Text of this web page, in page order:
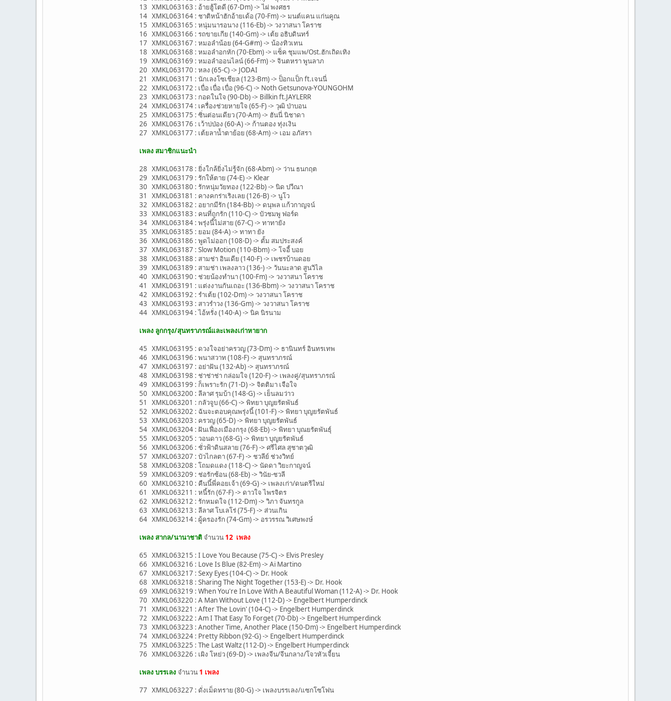
13 XMKL063163 : อ้ายฮู้โตดี (67-Dm) -> ไผ่ พงศธร
14 XMKL063164 : ชาติหน้าฮักอ้ายเด้อ (70-Fm) -> มนต์แคน แก่นคูณ
15 XMKL063165 : หนุ่มนารอนาง (116-Eb) -> วงวาสนา โคราช
16 XMKL063166 : รถขายเกีย (140-Gm) -> เต้ย อธิบดินทร์
17 XMKL063167 : หมอลำน้อย (64-G#m) -> น้องทิวเทน
18 XMKL063168 : หมอลำอกหัก (70-Ebm) -> แซ็ค ชุมแพ/Ost.ฮักเถิดเทิง
19 XMKL063169 : หมอลำออนไลน์ (66-Fm) -> จินตหรา พูนลาภ
20 XMKL063170 : หลง (65-C) -> JODAI
21 XMKL063171 : นักเลงโซเชียล (123-Bm) -> ป็อกแป็ก ft.เจนนี่
22 XMKL063172 : เบื่อ เบื่อ เบื่อ (96-C) -> Noth Getsunova-YOUNGOHM
23 XMKL063173 : กอดในใจ (90-Db) -> Billkin ft.JAYLERR
24 XMKL063174 : เครื่องช่วยหายใจ (65-F) -> วุฒิ ป่าบอน
25 XMKL063175 : ซิ่นต่อนเดียว (70-Am) -> ฮันนี่ นิชาดา
26 XMKL063176 : เว้าบ่ป่อง (60-A) -> ก้านตอง ทุ่งเงิน
27 XMKL063177 : เต้ยลาน้ำตาย้อย (68-Am) -> เอม อภัสรา
เพลง สมาชิกแนะนำ
28 XMKL063178 : ยิ่งใกล้ยิ่งไม่รู้จัก (68-Abm) -> ว่าน ธนกฤต
29 XMKL063179 : รักให้ตาย (74-E) -> Klear
30 XMKL063180 : รักหนุ่มวัยทอง (122-Bb) -> นิด ปวีณา
31 XMKL063181 : คางคกร่าเริงเลย (126-B) -> นูโว
32 XMKL063182 : อยากมีรัก (184-Bb) -> ดนุพล แก้วกาญจน์
33 XMKL063183 : คนที่ถูกรัก (110-C) -> บัวชมพู ฟอร์ด
34 XMKL063184 : พรุ่งนี้ไม่สาย (67-C) -> ทาทายัง
35 XMKL063185 : ยอม (84-A) -> ทาทา ยัง
36 XMKL063186 : พูดไม่ออก (108-D) -> ตั้ม สมประสงค์
37 XMKL063187 : Slow Motion (110-Bbm) -> โจอี้ บอย
38 XMKL063188 : สามช่า อินเดีย (140-F) -> เพชรบ้านดอย
39 XMKL063189 : สามช่า เพลงลาว (136-) -> วันนะลาด สูนวิไล
40 XMKL063190 : ช่วยน้องทำนา (100-Fm) -> วงวาสนา โคราช
41 XMKL063191 : แต่งงานกันเถอะ (136-Bbm) -> วงวาสนา โคราช
42 XMKL063192 : รำเต้ย (102-Dm) -> วงวาสนา โคราช
43 XMKL063193 : สาวรำวง (136-Gm) -> วงวาสนา โคราช
44 XMKL063194 : ไอ้หรั่ง (140-A) -> นิค นิรนาม
เพลง ลูกกรุง/สุนทราภรณ์และเพลงเก่าหายาก
45 XMKL063195 : ดวงใจอย่าครวญ (73-Dm) -> ธานินทร์ อินทรเทพ
46 XMKL063196 : พนาสวาท (108-F) -> สุนทราภรณ์
47 XMKL063197 : อย่าฝัน (132-Ab) -> สุนทราภรณ์
48 XMKL063198 : ช่าช่าช่า กล่อมใจ (120-F) -> เพลงคู่/สุนทราภรณ์
49 XMKL063199 : ก็เพราะรัก (71-D) -> จิตติมา เจือใจ
50 XMKL063200 : ลีลาศ รุมบ้า (148-G) -> เย็นลมว่าว
51 XMKL063201 : กลัวจูบ (66-C) -> พิทยา บุญยรัตพันธ์
52 XMKL063202 : ฉันจะตอบคุณพรุ่งนี้ (101-F) -> พิทยา บุญยรัตพันธ์
53 XMKL063203 : ครวญ (65-D) -> พิทยา บุญยรัตพันธ์
54 XMKL063204 : ฝันเฟื่องเมืองกรุง (68-Eb) -> พิทยา บุณยรัตพันธุ์
55 XMKL063205 : วอนดาว (68-G) -> พิทยา บุญยรัตพันธ์
56 XMKL063206 : ชั่วฟ้าดินสลาย (76-F) -> ศรีไศล สุชาตวุฒิ
57 XMKL063207 : บัวไกลตา (67-F) -> ชวลีย์ ช่วงวิทย์
58 XMKL063208 : โถมดแดง (118-C) -> นัดดา วิยะกาญจน์
59 XMKL063209 : ช่อรักซ้อน (68-Eb) -> วินัย-ชวลี
60 XMKL063210 : คืนนี้พี่คอยเจ้า (69-G) -> เพลงเก่า/ดนตรีใหม่
61 XMKL063211 : หนี้รัก (67-F) -> ดาวใจ ไพรจิตร
62 XMKL063212 : รักหมดใจ (112-Dm) -> วิภา จันทรกูล
63 XMKL063213 : ลีลาศ โบเลโร่ (75-F) -> ส่วนเกิน
64 XMKL063214 : ผู้ครองรัก (74-Gm) -> อรวรรณ วิเศษพงษ์
เพลง สากล/นานาชาติ จำนวน 12 เพลง
65 XMKL063215 : I Love You Because (75-C) -> Elvis Presley
66 XMKL063216 : Love Is Blue (82-Em) -> Ai Martino
67 XMKL063217 : Sexy Eyes (104-C) -> Dr. Hook
68 XMKL063218 : Sharing The Night Together (153-E) -> Dr. Hook
69 XMKL063219 : When You're In Love With A Beautiful Woman (112-A) -> Dr. Hook
70 XMKL063220 : A Man Without Love (112-D) -> Engelbert Humperdinck
71 XMKL063221 : After The Lovin' (104-C) -> Engelbert Humperdinck
72 XMKL063222 : Am I That Easy To Forget (70-Db) -> Engelbert Humperdinck
73 XMKL063223 : Another Time, Another Place (150-Dm) -> Engelbert Humperdinck
74 XMKL063224 : Pretty Ribbon (92-G) -> Engelbert Humperdinck
75 XMKL063225 : The Last Waltz (112-D) -> Engelbert Humperdinck
76 XMKL063226 : เผิง โหย่ว (69-D) -> เพลงจีน/จีนกลาง/โจวหัวเจี้ยน
เพลง บรรเลง จำนวน 1 เพลง
77 XMKL063227 : ดั่งเม็ดทราย (80-G) -> เพลงบรรเลง/แซกโซโฟน